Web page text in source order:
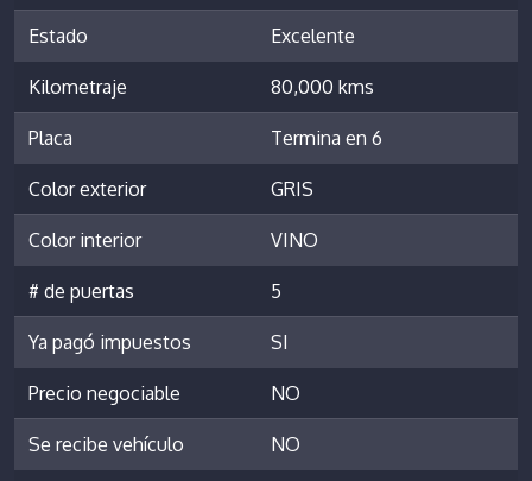
Estado Excelente
Kilometraje 80,000 kms
Placa Termina en 6
Color exterior GRIS
Color interior VINO
# de puertas 5
Ya pagó impuestos SI
Precio negociable NO
Se recibe vehículo NO